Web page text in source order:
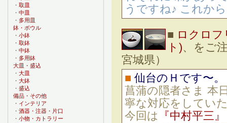
うですね♪ これか
■ ロクロ
ト)、をご
宮城県）
■ 仙台のＨです〜。
菖蒲の隠者さま 本
寧な対応をしてい
今回は
『中村平三』
・ 取皿
・ 中皿
・ 多用皿
鉢・ボウル
・ 小鉢
・ 取鉢
・ 中鉢
・ 多用鉢
大皿・盛込
・ 大皿
・ 大鉢
・ 盛込
備品・その他
・ インテリア
・ 酒器・注器・片口
・ 小物・カトラリー